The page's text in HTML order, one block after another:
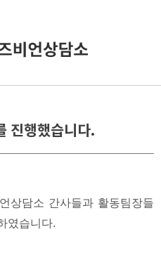
진행했습니다.
상담소 간사들과 활동팀장들
였습니다.